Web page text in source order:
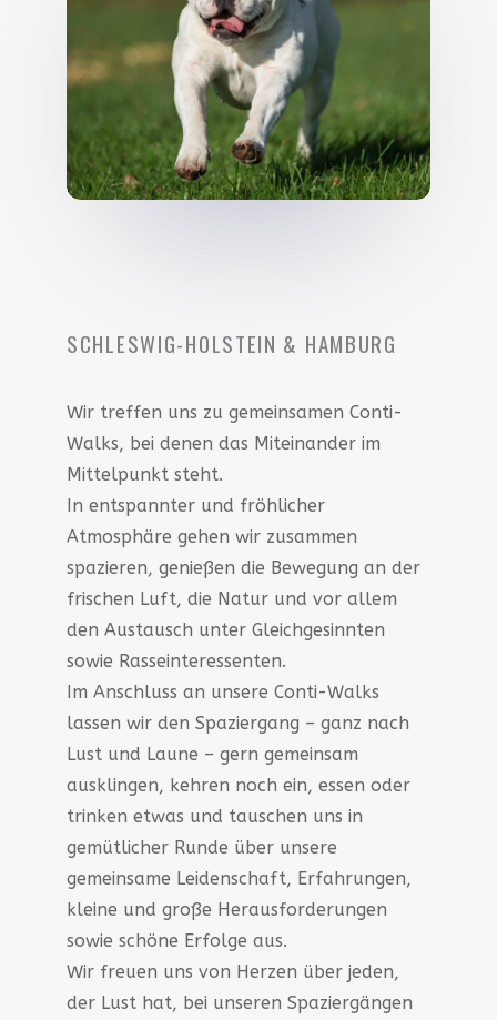
SCHLESWIG-HOLSTEIN & HAMBURG
Wir treffen uns zu gemeinsamen Conti-
Walks, bei denen das Miteinander im
Mittelpunkt steht.
In entspannter und fröhlicher
Atmosphäre gehen wir zusammen
spazieren, genießen die Bewegung an der
frischen Luft, die Natur und vor allem
den Austausch unter Gleichgesinnten
sowie Rasseinteressenten.
Im Anschluss an unsere Conti-Walks
lassen wir den Spaziergang – ganz nach
Lust und Laune – gern gemeinsam
ausklingen, kehren noch ein, essen oder
trinken etwas und tauschen uns in
gemütlicher Runde über unsere
gemeinsame Leidenschaft, Erfahrungen,
kleine und große Herausforderungen
sowie schöne Erfolge aus.
Wir freuen uns von Herzen über jeden,
der Lust hat, bei unseren Spaziergängen